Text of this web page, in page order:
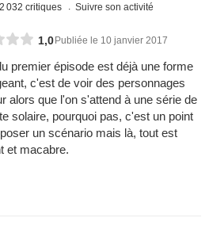
2 032 critiques Suivre son activité
1,0Publiée le 10 janvier 2017
premier épisode est déjà une forme
c'est de voir des personnages
alors que l'on s'attend à une série de
solaire, pourquoi pas, c'est un point
un scénario mais là, tout est
et macabre.